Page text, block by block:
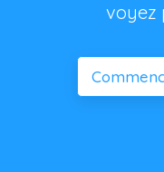
voyez